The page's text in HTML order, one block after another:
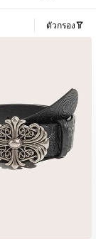
ตัวกรอง